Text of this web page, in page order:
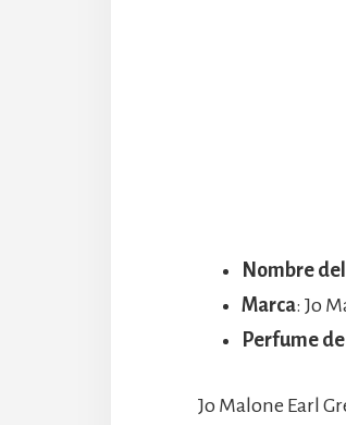
Nombre
Marca: Jo
Perfume
Jo Malone Earl